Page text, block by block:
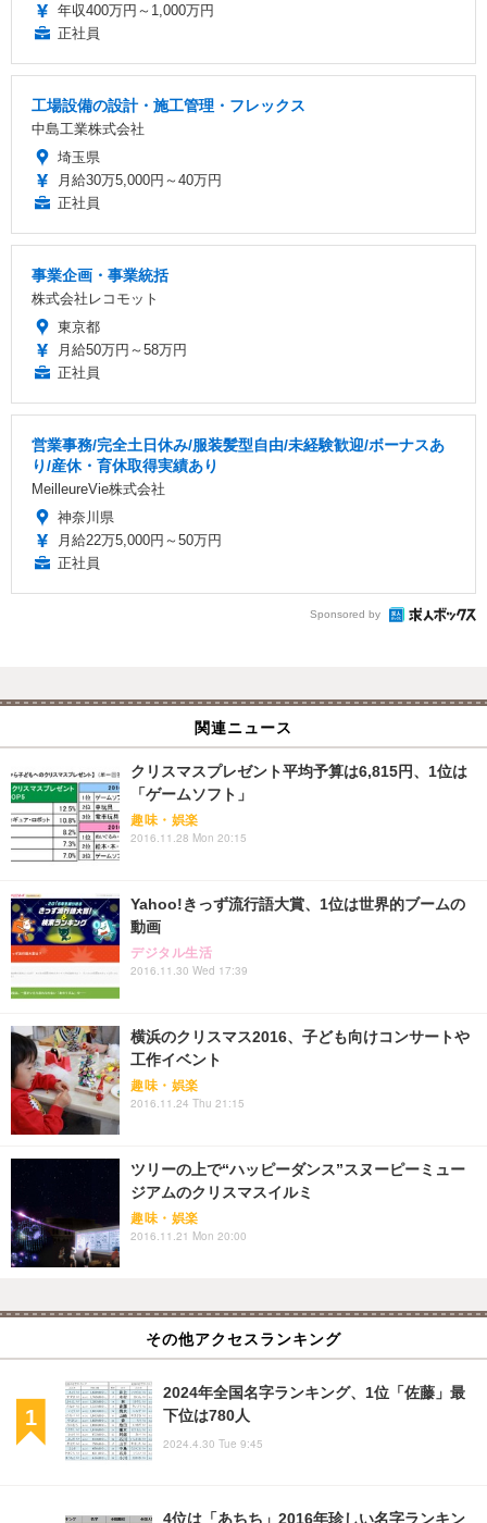
年収400万円～1,000万円
正社員
工場設備の設計・施工管理・フレックス
中島工業株式会社
埼玉県
月給30万5,000円～40万円
正社員
事業企画・事業統括
株式会社レコモット
東京都
月給50万円～58万円
正社員
営業事務/完全土日休み/服装髪型自由/未経験歓迎/ボーナスあ
り/産休・育休取得実績あり
MeilleureVie株式会社
神奈川県
月給22万5,000円～50万円
正社員
Sponsored by
関連ニュース
クリスマスプレゼント平均予算は6,815円、1位は
「ゲームソフト」
趣味・娯楽
2016.11.28 Mon 20:15
Yahoo!きっず流行語大賞、1位は世界的ブームの
動画
デジタル生活
2016.11.30 Wed 17:39
横浜のクリスマス2016、子ども向けコンサートや
工作イベント
趣味・娯楽
2016.11.24 Thu 21:15
ツリーの上で“ハッピーダンス”スヌーピーミュー
ジアムのクリスマスイルミ
趣味・娯楽
2016.11.21 Mon 20:00
その他アクセスランキング
2024年全国名字ランキング、1位「佐藤」最
下位は780人
2024.4.30 Tue 9:45
4位は「あちち」2016年珍しい名字ランキン